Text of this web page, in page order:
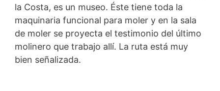
la Costa, es un museo. Éste tiene toda la
maquinaria funcional para moler y en la sala
de moler se proyecta el testimonio del último
molinero que trabajo allí. La ruta está muy
bien señalizada.